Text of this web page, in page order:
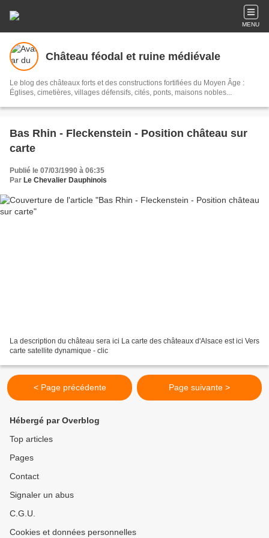
MENU
Château féodal et ruine médiévale
Le blog des châteaux forts et des constructions fortifiées du Moyen Âge :
Églises, cimetières, villages défensifs, cités, ponts, maisons nobles...
Bas Rhin - Fleckenstein - Position château sur
carte
Publié le 07/03/1990 à 06:35
Par Le Chevalier Dauphinois
La description du château sera ici La carte des châteaux d'Alsace est ici Vers
carte satellite dynamique - clic
< Page précédente Page suivante >
Hébergé par Overblog
Top articles
Pages
Contact
Signaler un abus
C.G.U.
Cookies et données personnelles